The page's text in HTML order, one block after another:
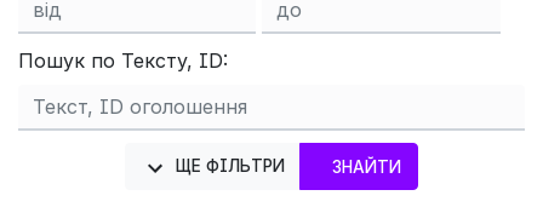
Пошук по Тексту, ID:
ЩЕ ФІЛЬТРИ ЗНАЙТИ